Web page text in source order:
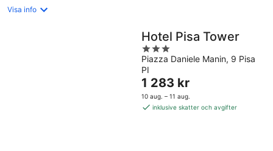
Visa info
Hotel Pisa Tower
3
out
of
5
Piazza Daniele Manin, 9 Pisa
PI
Priset
är
1 283 kr
1 283 kr
10 aug. – 11 aug.
inklusive skatter och avgifter